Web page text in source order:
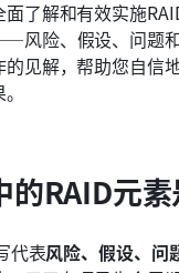
了解和有效实施
风险、假设、问题
见解，帮助您自信
RAID元素
代表风险、假设、问